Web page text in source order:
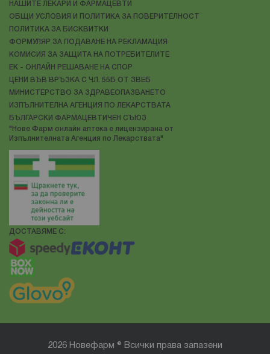
НАШИТЕ ЛЕКАРИ И ФАРМАЦЕВТИ
ОБЩИ УСЛОВИЯ И ПОЛИТИКА ЗА ПОВЕРИТЕЛНОСТ
ПОЛИТИКА ЗА БИСКВИТКИ
ФОРМУЛЯР ЗА ПОДАВАНЕ НА РЕКЛАМАЦИЯ
КОМИСИЯ ЗА ЗАЩИТА НА ПОТРЕБИТЕЛИТЕ
ЕК - ОНЛАЙН РЕШАВАНЕ НА СПОР
ЦЕНИ ВЪВ ВРЪЗКА С ЧЛ. 55Б ОТ ЗВЕБ
МИНИСТЕРСТВО ЗА ЗДРАВЕОПАЗВАНЕТО
ИЗПЪЛНИТЕЛНА АГЕНЦИЯ ПО ЛЕКАРСТВАТА
БЪЛГАРСКИ ФАРМАЦЕВТИЧЕН СЪЮЗ
"Нове Фарм онлайн аптека е лицензирана от
Изпълнителната Агенция по Лекарствата"
ДОСТАВЯМЕ С:
2026 Новефарм ® Всички права запазени